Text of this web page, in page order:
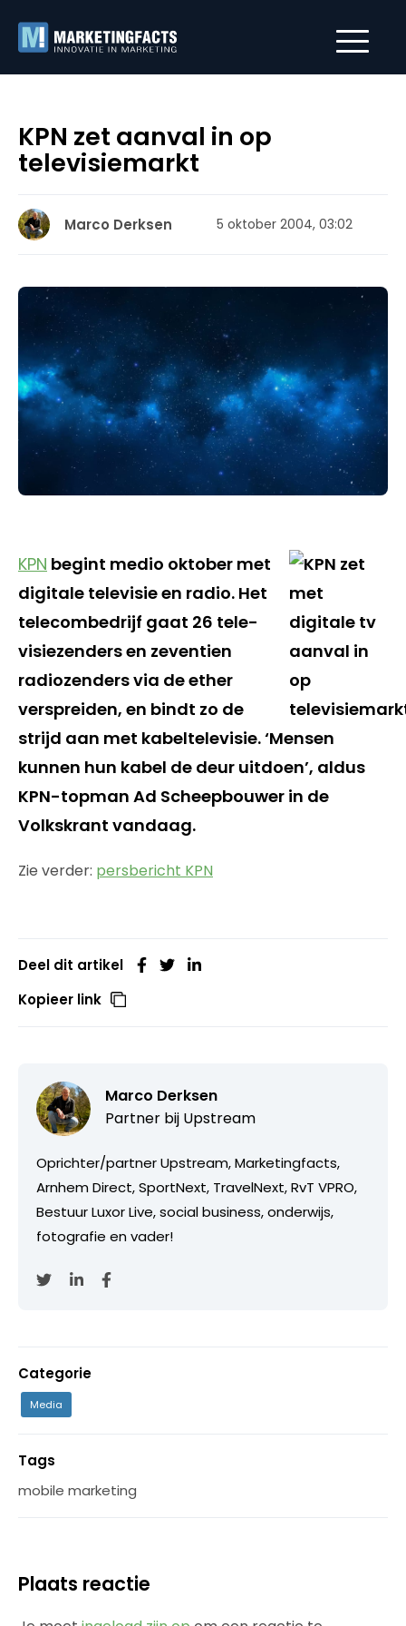
KPN zet aanval in op
televisiemarkt
Marco Derksen 5 oktober 2004, 03:02
KPN begint medio oktober met
digitale televisie en radio. Het
telecombedrijf gaat 26 tele-
visiezenders en zeventien
radiozenders via de ether
verspreiden, en bindt zo de
strijd aan met kabeltelevisie. ‘Mensen
kunnen hun kabel de deur uitdoen’, aldus
KPN-topman Ad Scheepbouwer in de
Volkskrant vandaag.
Zie verder: persbericht KPN
Deel dit artikel
Kopieer link
Marco Derksen
Partner bij Upstream
Oprichter/partner Upstream, Marketingfacts,
Arnhem Direct, SportNext, TravelNext, RvT VPRO,
Bestuur Luxor Live, social business, onderwijs,
fotografie en vader!
Categorie
Media
Tags
mobile marketing
Plaats reactie